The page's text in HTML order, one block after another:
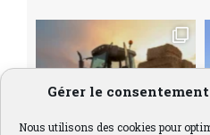
Gérer le
Nous utilisons des cookies pour